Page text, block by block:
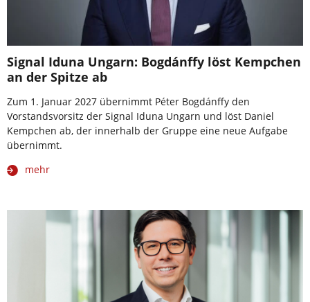
Signal Iduna Ungarn: Bogdánffy löst Kempchen
an der Spitze ab
Zum 1. Januar 2027 übernimmt Péter Bogdánffy den
Vorstandsvorsitz der Signal Iduna Ungarn und löst Daniel
Kempchen ab, der innerhalb der Gruppe eine neue Aufgabe
übernimmt.
mehr